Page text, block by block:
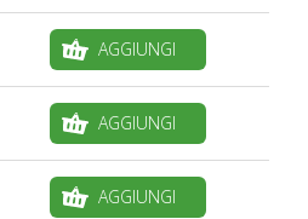
AGGIUNGI
AGGIUNGI
AGGIUNGI